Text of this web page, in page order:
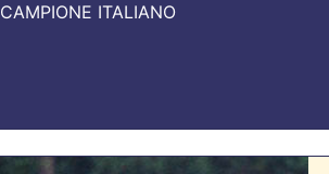
CAMPIONE ITALIANO